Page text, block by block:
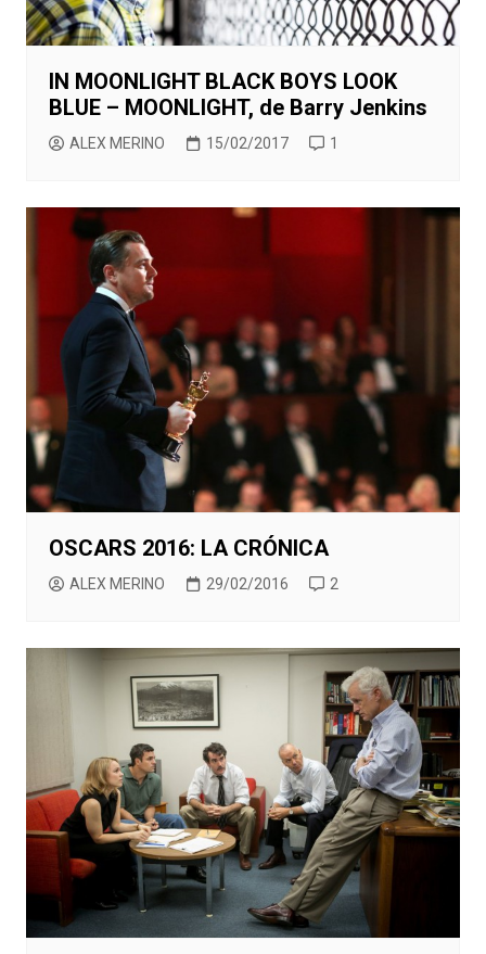
IN MOONLIGHT BLACK BOYS LOOK
BLUE – MOONLIGHT, de Barry Jenkins
ALEX MERINO 15/02/2017 1
OSCARS 2016: LA CRÓNICA
ALEX MERINO 29/02/2016 2